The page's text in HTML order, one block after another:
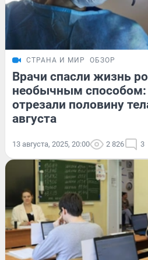
СТРАНА И МИР ОБЗОР
Врачи спасли жизнь
необычным
отрезали половину
августа
13 августа, 2025, 20:00 2 826 3